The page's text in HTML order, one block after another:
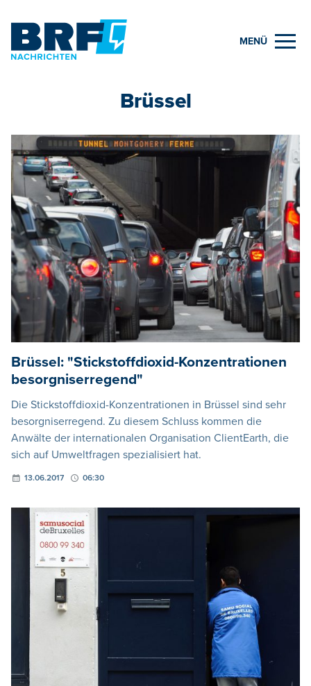
MENÜ
Brüssel
Brüssel: "Stickstoffdioxid-Konzentrationen
besorgniserregend"
Die Stickstoffdioxid-Konzentrationen in Brüssel sind sehr
besorgniserregend. Zu diesem Schluss kommen die
Anwälte der internationalen Organisation ClientEarth, die
sich auf Umweltfragen spezialisiert hat.
13.06.2017 06:30